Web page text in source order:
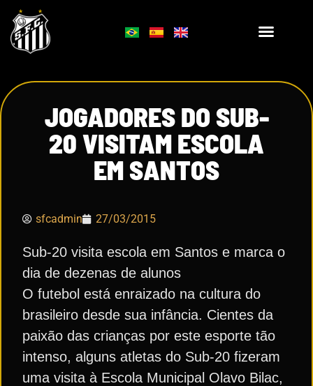
JOGADORES DO SUB-
20 VISITAM ESCOLA
EM SANTOS
sfcadmin 27/03/2015
Sub-20 visita escola em Santos e marca o
dia de dezenas de alunos
O futebol está enraizado na cultura do
brasileiro desde sua infância. Cientes da
paixão das crianças por este esporte tão
intenso, alguns atletas do Sub-20 fizeram
uma visita à Escola Municipal Olavo Bilac,